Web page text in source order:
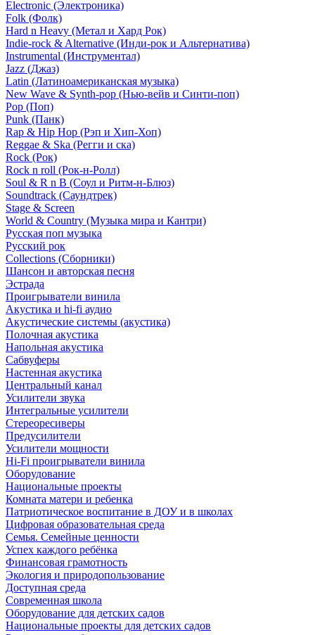
Electronic (Электроника)
Folk (Фолк)
Hard n Heavy (Метал и Хард Рок)
Indie-rock & Alternative (Инди-рок и Альтернатива)
Instrumental (Инструментал)
Jazz (Джаз)
Latin (Латиноамериканская музыка)
New Wave & Synth-pop (Нью-вейв и Синти-поп)
Pop (Поп)
Punk (Панк)
Rap & Hip Hop (Рэп и Хип-Хоп)
Reggae & Ska (Регги и ска)
Rock (Рок)
Rock n roll (Рок-н-Ролл)
Soul & R n B (Соул и Ритм-н-Блюз)
Soundtrack (Саундтрек)
Stage & Screen
World & Country (Музыка мира и Кантри)
Русская поп музыка
Русский рок
Сollections (Сборники)
Шансон и авторская песня
Эстрада
Проигрыватели винила
Акустика и hi-fi аудио
Акустические системы (акустика)
Полочная акустика
Напольная акустика
Сабвуферы
Настенная акустика
Центральный канал
Усилители звука
Интегральные усилители
Стереоресиверы
Предусилители
Усилители мощности
Hi-Fi проигрыватели винила
Оборудование
Национальные проекты
Комната матери и ребенка
Патриотическое воспитание в ДОУ и в школах
Цифровая образовательная среда
Семья. Семейные ценности
Успех каждого ребёнка
Финансовая грамотность
Экология и природопользование
Доступная среда
Современная школа
Оборудование для детских садов
Национальные проекты для детских садов